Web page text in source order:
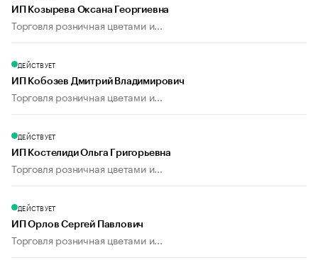
ИП Козырева Оксана Георгиевна
Торговля розничная цветами и...
ДЕЙСТВУЕТ
ИП Кобозев Дмитрий Владимирович
Торговля розничная цветами и...
ДЕЙСТВУЕТ
ИП Костелиди Ольга Григорьевна
Торговля розничная цветами и...
ДЕЙСТВУЕТ
ИП Орлов Сергей Павлович
Торговля розничная цветами и...